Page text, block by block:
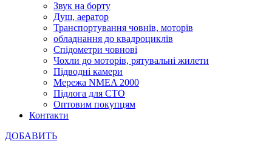
Звук на борту
Душ, аератор
Транспортування човнів, моторів
обладнання до квадроциклів
Спідометри човнові
Чохли до моторів, рятувальні жилети
Підводні камери
Мережа NMEA 2000
Підлога для СТО
Оптовим покупцям
Контакти
ДОБАВИТЬ